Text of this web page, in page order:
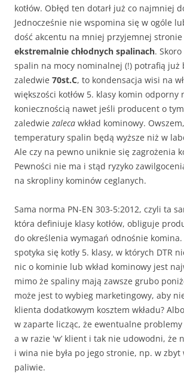
kotłów. Obłęd ten dotarł już co najmniej
Jednocześnie nie wspomina się w ogóle
dość akcentu na mniej przyjemnej
ekstremalnie chłodnych spalinach.
spalin na mocy nominalnej (!) potrafią już
zaledwie 70st.C, to kondensacja wisi na
większości kotłów 5. klasy komin odporny
koniecznością nawet jeśli producent o
zaledwie zaleca wkład kominowy.
temperatury spalin będą wyższe niż w
Ale czy na pewno uniknie się zagrożenia
Pewności nie ma i stąd ryzyko
na skropliny kominów ceglanych.
Sama norma PN-EN 303-5:2012, czyli ta
która definiuje klasy kotłów, obliguje
do określenia wymagań odnośnie
spotyka się kotły 5. klasy, w których DTR
nic o kominie lub wkład kominowy jest
mimo że spaliny mają zawsze grubo
może jest to wybieg marketingowy, aby
klienta dodatkowym kosztem wkładu?
w zaparte licząc, że ewentualne
a w razie 'w’ klient i tak nie udowodni, że
i wina nie była po jego stronie, np. w zbyt
paliwie.